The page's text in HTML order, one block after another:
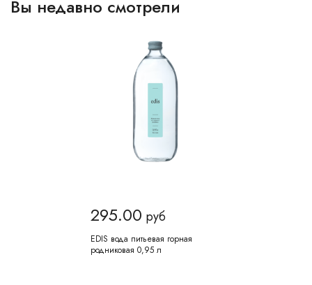
Вы недавно смотрели
295.00 руб
EDIS вода питьевая горная
родниковая 0,95 л